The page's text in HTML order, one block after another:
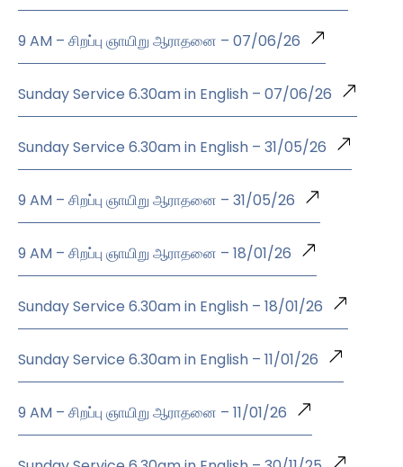
9 AM – சிறப்பு ஞாயிறு ஆராதனை – 07/06/26
Sunday Service 6.30am in English – 07/06/26
Sunday Service 6.30am in English – 31/05/26
9 AM – சிறப்பு ஞாயிறு ஆராதனை – 31/05/26
9 AM – சிறப்பு ஞாயிறு ஆராதனை – 18/01/26
Sunday Service 6.30am in English – 18/01/26
Sunday Service 6.30am in English – 11/01/26
9 AM – சிறப்பு ஞாயிறு ஆராதனை – 11/01/26